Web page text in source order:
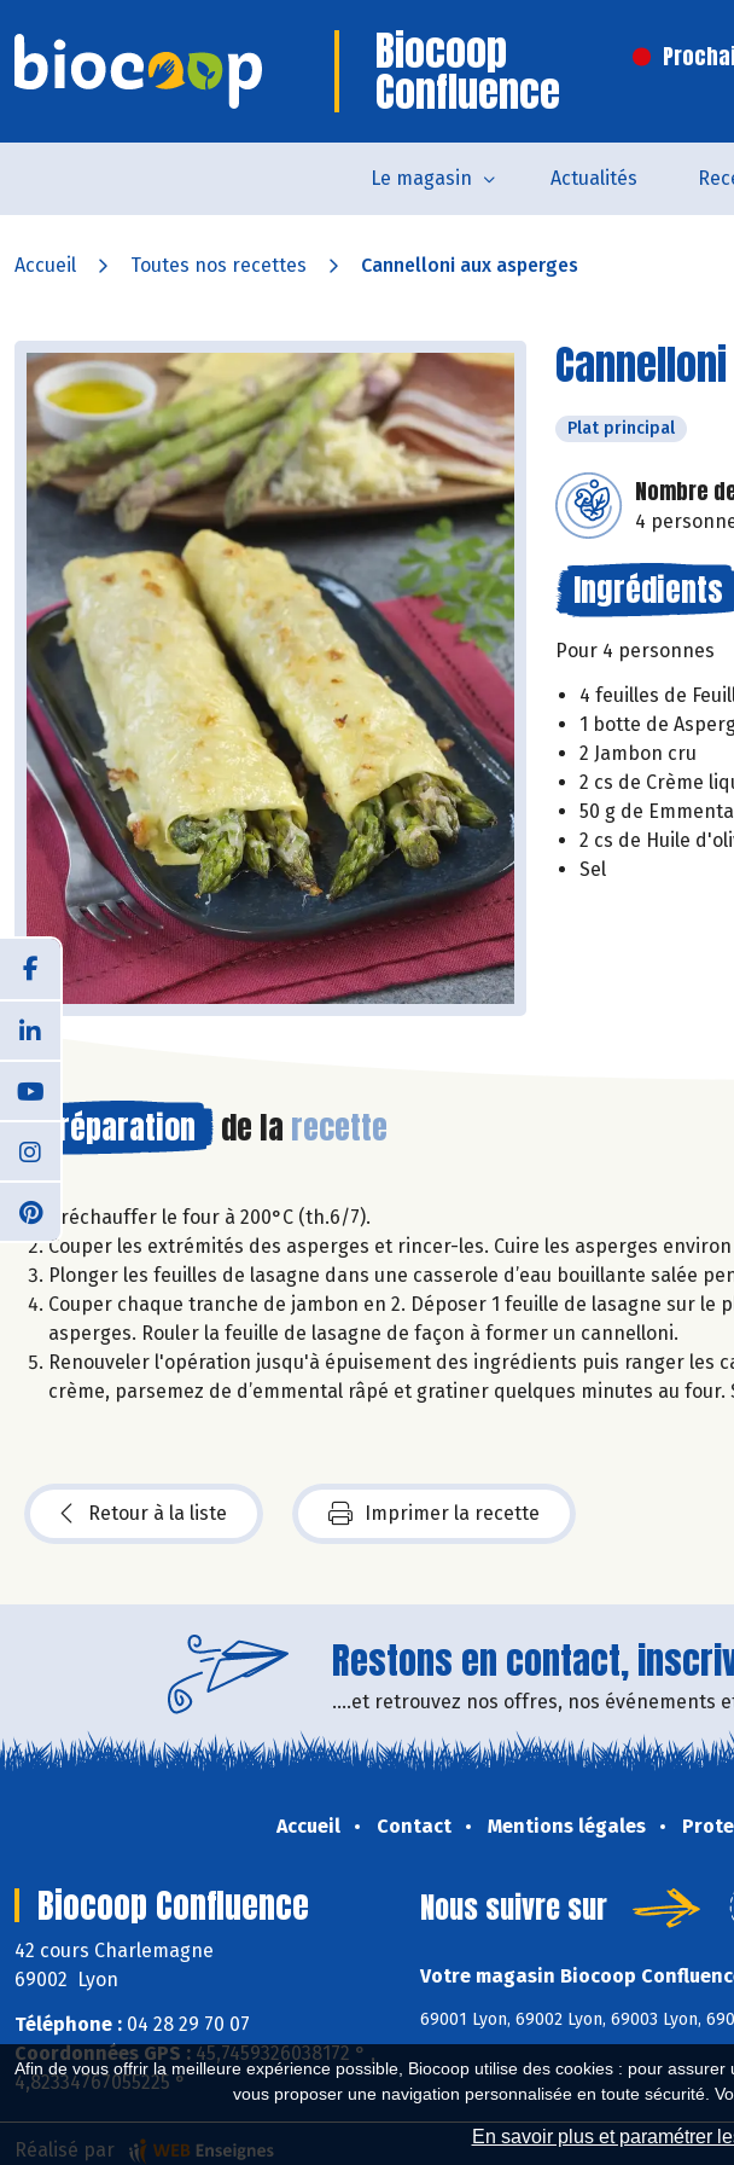
Afin de vous offrir la meilleure expérience possible, Biocoop utilise des cookies : pour
vous proposer une navigation personnalisée en toute sécurité.
En savoir plus et paramétrer
Biocoop
Confluence
Le magasin Actualités
Accueil Toutes nos recettes Cannelloni aux asperges
Plat principal
Nombre
4
Ingrédients
Pour 4 personnes
4 feuilles de
1 botte de
2 Jambon cru
2 cs de Crème
50 g de
2 cs de Huile
Sel
Préparation de la recette
Préchauffer le four à 200°C (th.6/7).
Couper les extrémités des asperges et rincer-les. Cuire les asperges environ
Plonger les feuilles de lasagne dans une casserole d’eau bouillante salée
Couper chaque tranche de jambon en 2. Déposer 1 feuille de lasagne sur
asperges. Rouler la feuille de lasagne de façon à former un cannelloni.
Renouveler l'opération jusqu'à épuisement des ingrédients puis ranger les
crème, parsemez de d’emmental râpé et gratiner quelques minutes au four.
Retour à la liste Imprimer la recette
Restons en contact,
....et retrouvez nos offres, nos événements
Accueil Contact Mentions légales
Biocoop Confluence
42 cours Charlemagne
69002 Lyon
Téléphone : 04 28 29 70 07
Coordonnées GPS : 45,7459326038172 ° ,
4,82334767055225 °
Nous suivre sur
Votre magasin Biocoop
69001 Lyon, 69002 Lyon, 69003 Lyon,
Réalisé par